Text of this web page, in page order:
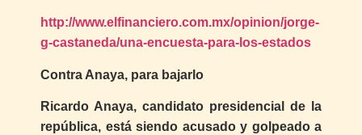
http://www.elfinanciero.com.mx/opinion/jorge-
g-castaneda/una-encuesta-para-los-estados
Contra Anaya, para bajarlo
Ricardo Anaya, candidato presidencial de la
república, está siendo acusado y golpeado a